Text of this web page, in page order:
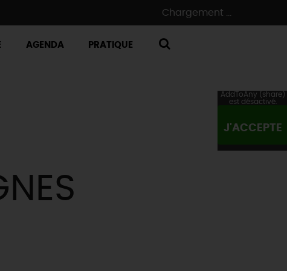
Chargement ...
AGENDA PRATIQUE
AddToAny (share)
est désactivé.
J'ACCEPTE